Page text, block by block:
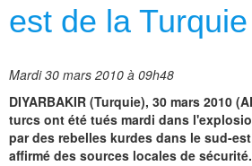
est de la Turquie
Mardi 30 mars 2010 à 09h48
DIYARBAKIR (Turquie), 30 mars 2010
turcs ont été tués mardi dans
par des rebelles kurdes dans le sud-
affirmé des sources locales de sécurité.